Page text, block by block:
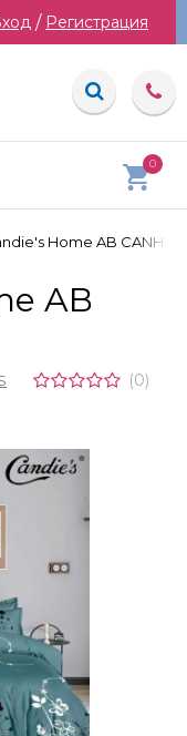
/ Регистрация
0
Home AB
AB
(0)